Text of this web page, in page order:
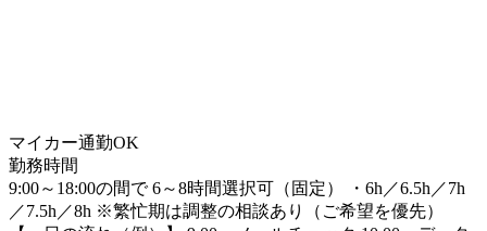
マイカー通勤OK
勤務時間
9:00～18:00の間で 6～8時間選択可（固定） ・6h／6.5h／7h
／7.5h／8h ※繁忙期は調整の相談あり（ご希望を優先）